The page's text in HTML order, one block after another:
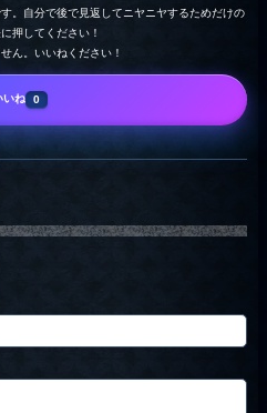
。自分で後で見返してニヤニヤするためだけの
押してください！
ん。いいねください！
いね 0